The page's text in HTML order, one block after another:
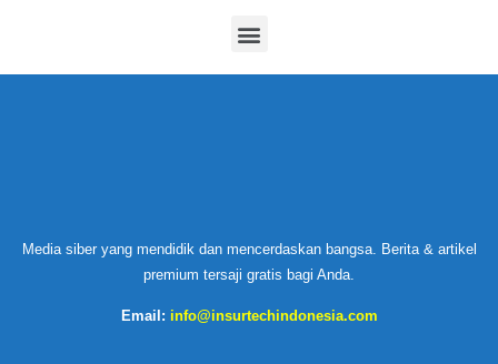
Media siber yang mendidik dan mencerdaskan bangsa. Berita & artikel
premium tersaji gratis bagi Anda.
Email: info@insurtechindonesia.com